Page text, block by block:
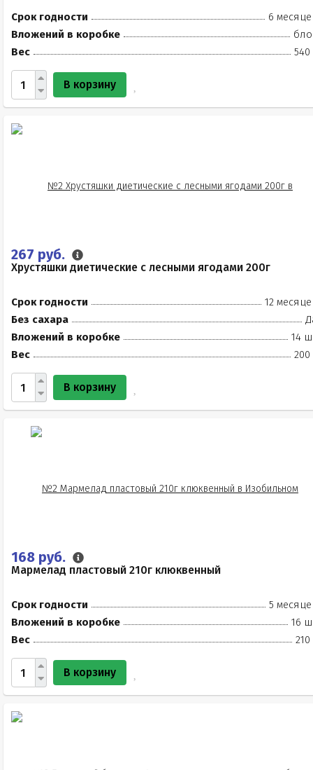
Срок годности
6
Вложений в коробке
Вес
540
В корзину
267 руб.
Хрустяшки диетические с лесными ягодами 200г
Срок годности
12
Без сахара
Вложений в коробке
14
Вес
200
В корзину
168 руб.
Мармелад пластовый 210г клюквенный
Срок годности
5
Вложений в коробке
16
Вес
210
В корзину